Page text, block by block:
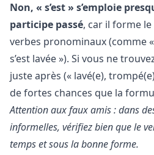
Non, « s’est » s’emploie
participe passé, car il forme
verbes pronominaux (comme «
s’est lavée »). Si vous ne
juste après (« lavé(e),
de fortes chances que la
Attention aux faux amis : dans
informelles, vérifiez bien que le
temps et sous la bonne forme.